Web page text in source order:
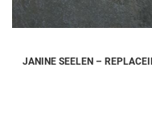
JANINE SEELEN –